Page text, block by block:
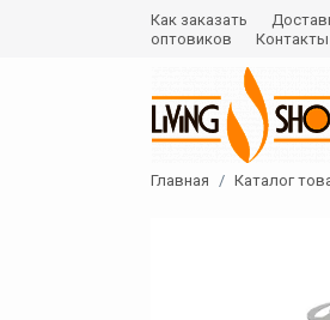
Как заказать
оптовиков
Контакты
Главная Каталог